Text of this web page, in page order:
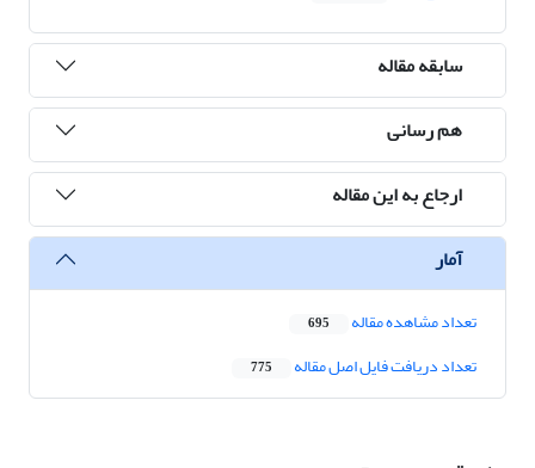
سابقه مقاله
هم رسانی
ارجاع به این مقاله
آمار
تعداد مشاهده مقاله 695
تعداد دریافت فایل اصل مقاله 775